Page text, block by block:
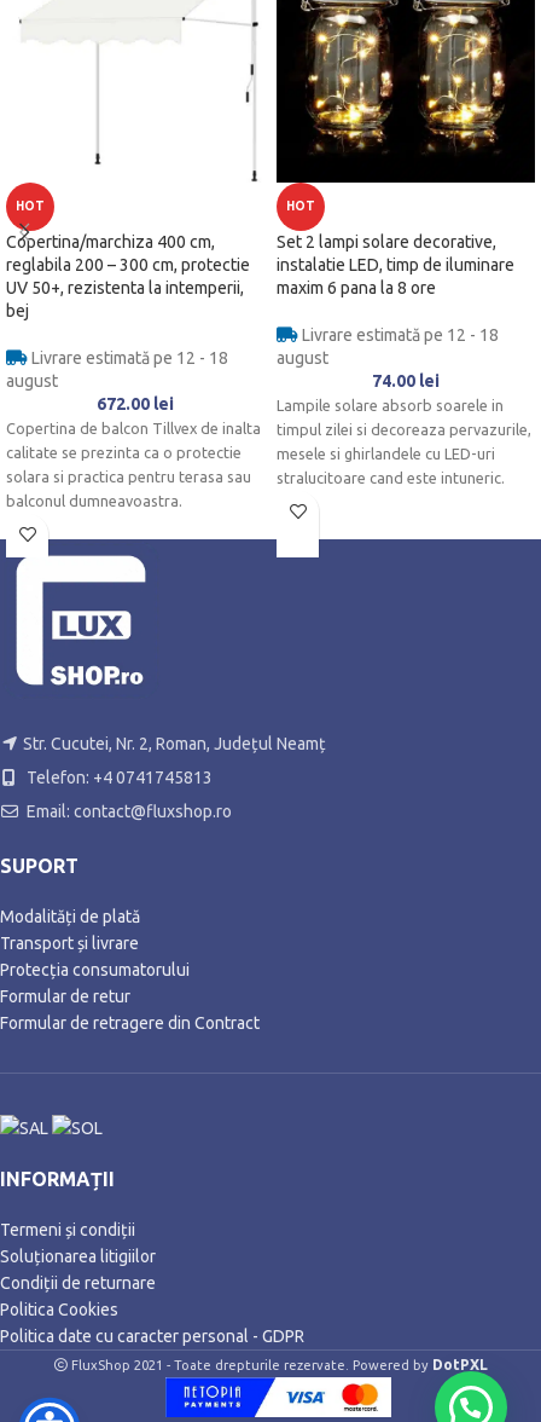
HOT
Copertina/marchiza 400 cm,
reglabila 200 – 300 cm, protectie
UV 50+, rezistenta la intemperii,
bej
Livrare estimată pe 12 - 18
august
672.00 lei
Copertina de balcon Tillvex de inalta
calitate se prezinta ca o protectie
solara si practica pentru terasa sau
balconul dumneavoastra.
HOT
Set 2 lampi solare decorative,
instalatie LED, timp de iluminare
maxim 6 pana la 8 ore
Livrare estimată pe 12 - 18
august
74.00 lei
Lampile solare absorb soarele in
timpul zilei si decoreaza pervazurile,
mesele si ghirlandele cu LED-uri
stralucitoare cand este intuneric.
Sunt
Str. Cucutei, Nr. 2, Roman, Județul Neamț
Telefon: +4 0741745813
Email: contact@fluxshop.ro
SUPORT
Modalități de plată
Transport și livrare
Protecția consumatorului
Formular de retur
Formular de retragere din Contract
INFORMAȚII
Termeni și condiții
Soluționarea litigiilor
Condiții de returnare
Politica Cookies
Politica date cu caracter personal - GDPR
FluxShop 2021 - Toate drepturile rezervate. Powered by DotPXL